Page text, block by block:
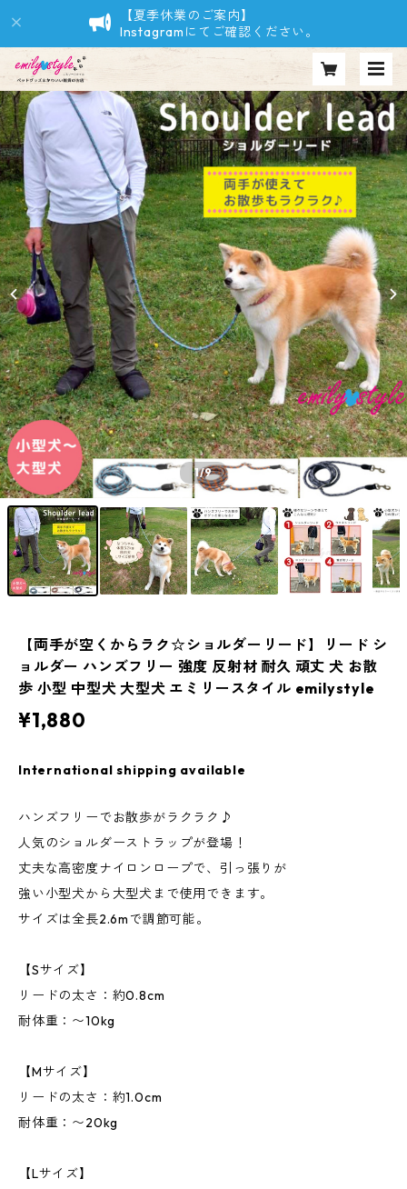
【夏季休業のご案内】
Instagramにてご確認ください。
1/9
【両手が空くからラク☆ショルダーリード】リード シ
ョルダー ハンズフリー 強度 反射材 耐久 頑丈 犬 お散
歩 小型 中型犬 大型犬 エミリースタイル emilystyle
¥1,880
International shipping available
ハンズフリーでお散歩がラクラク♪
人気のショルダーストラップが登場！
丈夫な高密度ナイロンロープで、引っ張りが
強い小型犬から大型犬まで使用できます。
サイズは全長2.6mで調節可能。
【Sサイズ】
リードの太さ：約0.8cm
耐体重：〜10kg
【Mサイズ】
リードの太さ：約1.0cm
耐体重：〜20kg
【Lサイズ】